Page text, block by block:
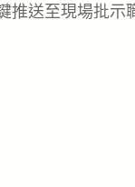
送至現場批